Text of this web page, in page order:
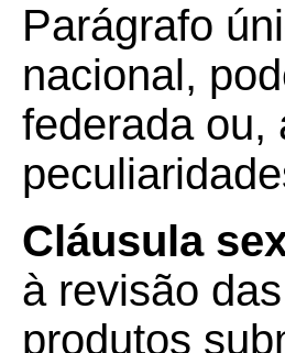
Parágrafo
nacional,
federada ou,
Cláusula
à revisão
produtos